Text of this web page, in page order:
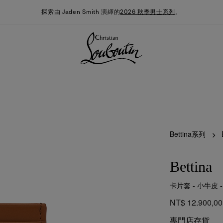
探索由 Jaden Smith 演繹的2026 秋季男士系列 。
Bettina系列
Bettina
卡片套 - 小牛皮
NT$ 12.900,00
專門店存貨